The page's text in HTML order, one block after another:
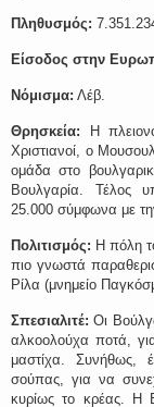
Πληθυσμός:
Είσοδος στην
Νόμισμα: Λέβ.
Θρησκεία: Η
Χριστιανοί, ο
ομάδα στο
Βουλγαρία. Τέλος
25.000 σύμφωνα με
Πολιτισμός: Η πόλη
πιο γνωστά
Ρίλα (μνημείο
Σπεσιαλιτέ: Οι
αλκοολούχα ποτά,
μαστίχα. Συνήθως,
σούπας, για να
κυρίως το κρέας. Η